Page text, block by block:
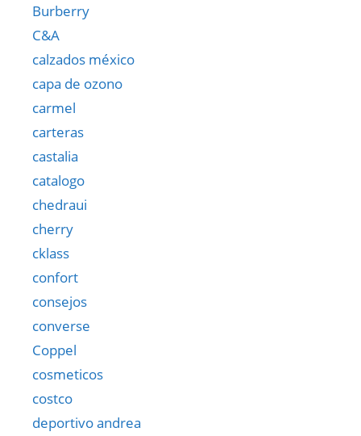
Burberry
C&A
calzados méxico
capa de ozono
carmel
carteras
castalia
catalogo
chedraui
cherry
cklass
confort
consejos
converse
Coppel
cosmeticos
costco
deportivo andrea